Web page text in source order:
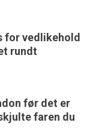
for vedlikehold
rundt
før det er
faren du